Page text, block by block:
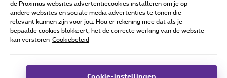
Alle rechten voorbehouden. © Proximus
Algemene voorwaarden, consumenteninfo
Deze website is gecreëerd en wordt beheerd conform het
de Proximus websites advertentiecookies installeren om je op
andere websites en sociale media advertenties te tonen die
relevant kunnen zijn voor jou. Hou er rekening mee dat als je
bepaalde cookies blokkeert, het de correcte werking van de website
kan verstoren Cookiebeleid